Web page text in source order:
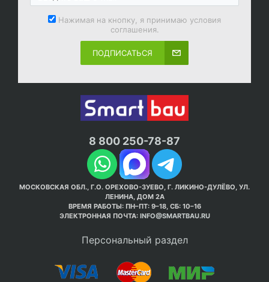
Нажимая на кнопку, я принимаю условия
соглашения.
ПОДПИСАТЬСЯ
8 800 250-78-87
МОСКОВСКАЯ ОБЛ., Г.О. ОРЕХОВО-ЗУЕВО, Г. ЛИКИНО-ДУЛЁВО, УЛ.
ЛЕНИНА, ДОМ 2А
ВРЕМЯ РАБОТЫ: ПН–ПТ: 9–18, СБ: 10–16
ЭЛЕКТРОННАЯ ПОЧТА: INFO@SMARTBAU.RU
Персональный раздел